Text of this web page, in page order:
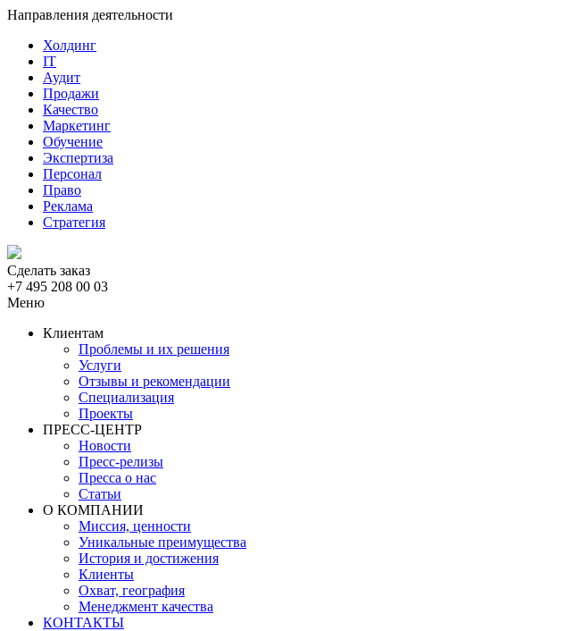
Направления деятельности
Холдинг
IT
Аудит
Продажи
Качество
Маркетинг
Обучение
Экспертиза
Персонал
Право
Реклама
Стратегия
Сделать заказ
+7 495 208 00 03
Меню
Клиентам
Проблемы и их решения
Услуги
Отзывы и рекомендации
Специализация
Проекты
ПРЕСС-ЦЕНТР
Новости
Пресс-релизы
Пресса о нас
Статьи
О КОМПАНИИ
Миссия, ценности
Уникальные преимущества
История и достижения
Клиенты
Охват, география
Менеджмент качества
КОНТАКТЫ